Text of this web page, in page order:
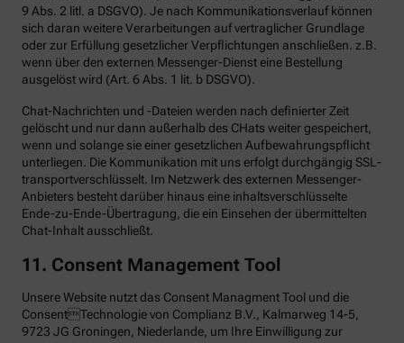
9 Abs. 2 litl. a DSGVO). Je nach Kommunikationsverlauf können
sich daran weitere Verarbeitungen auf vertraglicher Grundlage
oder zur Erfüllung gesetzlicher Verpflichtungen anschließen. z.B.
wenn über den externen Messenger-Dienst eine Bestellung
ausgelöst wird (Art. 6 Abs. 1 lit. b DSGVO).
Chat-Nachrichten und -Dateien werden nach definierter Zeit
gelöscht und nur dann außerhalb des CHats weiter gespeichert,
wenn und solange sie einer gesetzlichen Aufbewahrungspflicht
unterliegen. Die Kommunikation mit uns erfolgt durchgängig SSL-
transportverschlüsselt. Im Netzwerk des externen Messenger-
Anbieters besteht darüber hinaus eine inhaltsverschlüsselte
Ende-zu-Ende-Übertragung, die ein Einsehen der übermittelten
Chat-Inhalt ausschließt.
11. Consent Management Tool
Unsere Website nutzt das Consent Managment Tool und die
ConsentTechnologie von Complianz B.V., Kalmarweg 14-5,
9723 JG Groningen, Niederlande, um Ihre Einwilligung zur